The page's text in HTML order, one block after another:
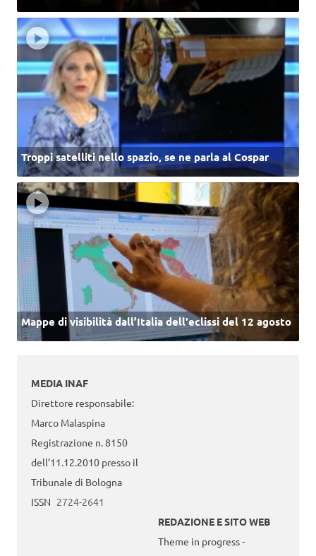
Troppi satelliti nello spazio, se ne parla al Cospar
Mappe di visibilità dall’Italia dell'eclissi del 12 agosto
MEDIA INAF
Direttore responsabile:
Marco Malaspina
Registrazione n. 8150
dell’11.12.2010 presso il
Tribunale di Bologna
ISSN 2724-2641
REDAZIONE E SITO WEB
Theme in progress -